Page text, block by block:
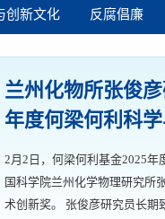
创新文化 反腐倡廉
兰州化物所张俊
年度何梁何利科
2月2日，何梁何利基金2025年
国科学院兰州化学物理研究所
术创新奖。 张俊彦研究员长期